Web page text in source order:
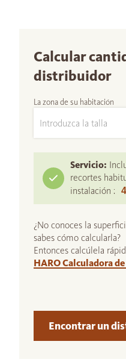
Calcular
distribuidor
La zona de su habitación
Servicio:
recortes
instalación :
¿No conoces la
sabes cómo calcularla?
Entonces calcúlela
HARO Calculadora
Encontrar un